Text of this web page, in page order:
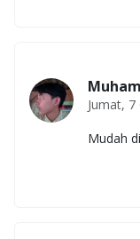
Jumat,
Mudah